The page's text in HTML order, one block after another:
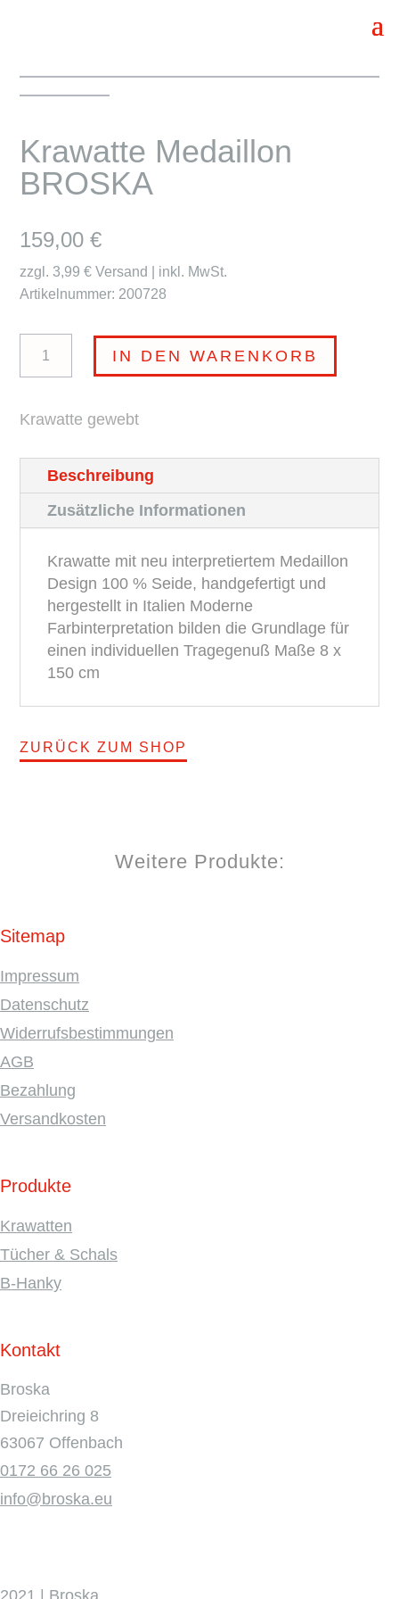
Krawatte Medaillon
BROSKA
159,00€
zzgl. 3,99 € Versand | inkl. MwSt.
Artikelnummer: 200728
Krawatte
Medaillon
Menge
IN DEN WARENKORB
Krawatte gewebt
Beschreibung
Zusätzliche Informationen
Krawatte mit neu interpretiertem Medaillon
Design 100 % Seide, handgefertigt und
hergestellt in Italien Moderne
Farbinterpretation bilden die Grundlage für
einen individuellen Tragegenuß Maße 8 x
150 cm
ZURÜCK ZUM SHOP
Weitere Produkte:
Sitemap
Impressum
Datenschutz
Widerrufsbestimmungen
AGB
Bezahlung
Versandkosten
Produkte
Krawatten
Tücher & Schals
B-Hanky
Kontakt
Broska
Dreieichring 8
63067 Offenbach
0172 66 26 025
info@broska.eu